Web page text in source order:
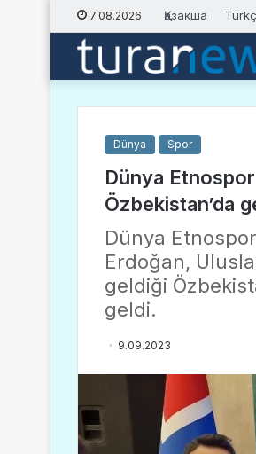
7.08.2026 Қазақша
Dünya Spor
Dünya
Özbekistan’da
Dünya
Erdoğan,
geldiği
geldi.
9.09.2023